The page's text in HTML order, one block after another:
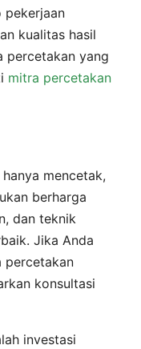
kualitas hasil
percetakan yang
mitra percetakan
mencetak,
berharga
dan teknik
Jika Anda
percetakan
konsultasi
investasi